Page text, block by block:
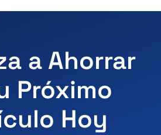
a Ahorrar
Próximo
Hoy